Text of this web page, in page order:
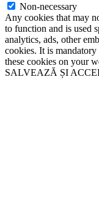
Non-necessary
Any cookies that may
to function and is used
analytics, ads, other
cookies. It is
these cookies on your
SALVEAZĂ ȘI